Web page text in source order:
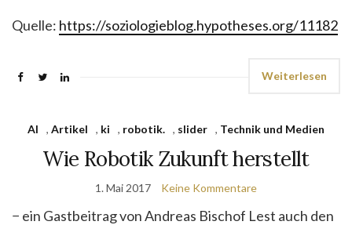
Quelle: https://soziologieblog.hypotheses.org/11182
Weiterlesen
AI , Artikel , ki , robotik. , slider , Technik und Medien
Wie Robotik Zukunft herstellt
1. Mai 2017 Keine Kommentare
− ein Gastbeitrag von Andreas Bischof Lest auch den